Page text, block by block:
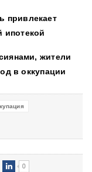
привлекает
ипотекой
жители
в оккупации
0